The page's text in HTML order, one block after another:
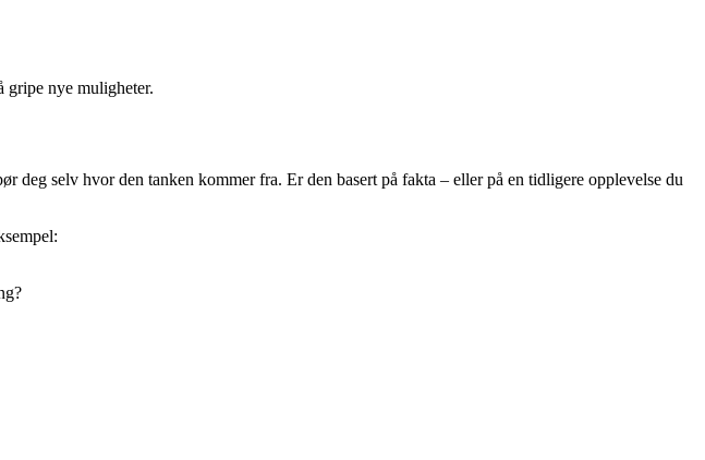
gripe nye muligheter.
deg selv hvor den tanken kommer fra. Er den basert på fakta – eller på en tidligere opplevelse du